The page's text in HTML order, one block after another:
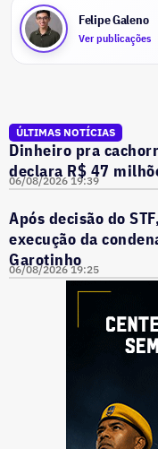
Felipe Galeno
Ver publicações
ÚLTIMAS NOTÍCIAS
Dinheiro pra
declara R$ 47
06/08/2026 19:39
Após decisão do
execução da
Garotinho
06/08/2026 19:25